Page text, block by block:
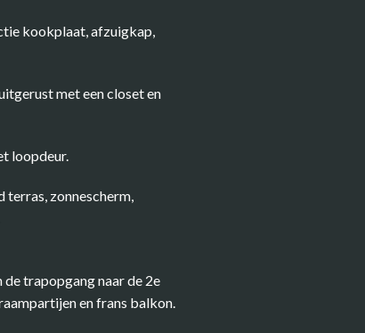
kookplaat, afzuigkap,
met een closet en
loopdeur.
terras, zonnescherm,
trapopgang naar de 2e
en frans balkon.